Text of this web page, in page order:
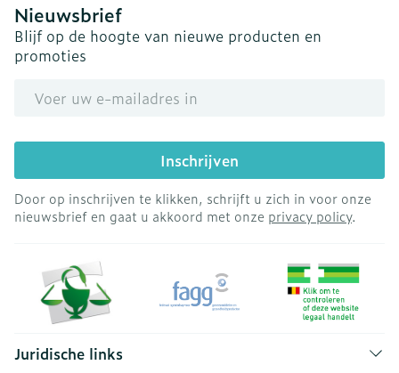
Nieuwsbrief
Blijf op de hoogte van nieuwe producten en
promoties
Inschrijven
Door op inschrijven te klikken, schrijft u zich in voor onze
nieuwsbrief en gaat u akkoord met onze privacy policy.
Juridische links